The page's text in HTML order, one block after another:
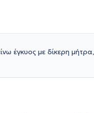
έγκυος με δίκερη